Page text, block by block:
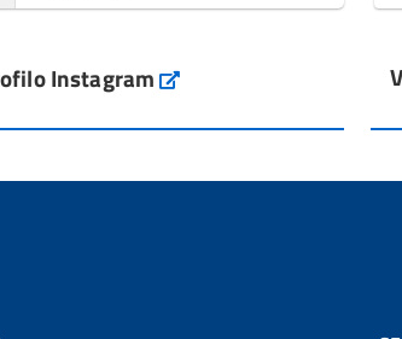
L'Italia si conferma tra i primi Paesi europei
dal Servi...
Instagram Instagram